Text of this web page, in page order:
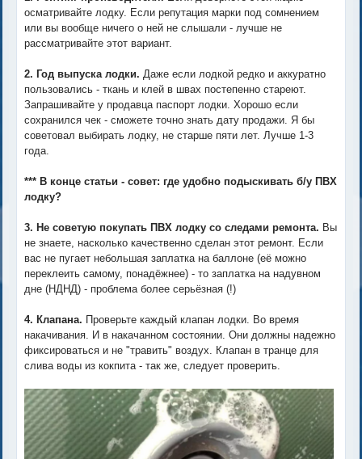
осматривайте лодку. Если репутация марки под сомнением
или вы вообще ничего о ней не слышали - лучше не
рассматривайте этот вариант.
2. Год выпуска лодки. Даже если лодкой редко и аккуратно
пользовались - ткань и клей в швах постепенно стареют.
Запрашивайте у продавца паспорт лодки. Хорошо если
сохранился чек - сможете точно знать дату продажи. Я бы
советовал выбирать лодку, не старше пяти лет. Лучше 1-3
года.
*** В конце статьи - совет: где удобно подыскивать б/у ПВХ
лодку?
3. Не советую покупать ПВХ лодку со следами ремонта. Вы
не знаете, насколько качественно сделан этот ремонт. Если
вас не пугает небольшая заплатка на баллоне (её можно
переклеить самому, понадёжнее) - то заплатка на надувном
дне (НДНД) - проблема более серьёзная (!)
4. Клапана. Проверьте каждый клапан лодки. Во время
накачивания. И в накачанном состоянии. Они должны надежно
фиксироваться и не "травить" воздух. Клапан в транце для
слива воды из кокпита - так же, следует проверить.